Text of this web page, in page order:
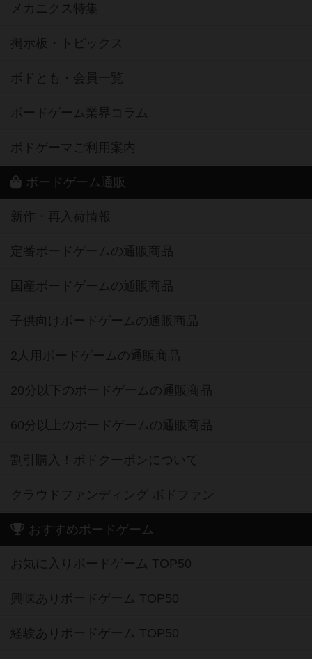
メカニクス特集
掲示板・トピックス
ボドとも・会員一覧
ボードゲーム業界コラム
ボドゲーマご利用案内
ボードゲーム通販
新作・再入荷情報
定番ボードゲームの通販商品
国産ボードゲームの通販商品
子供向けボードゲームの通販商品
2人用ボードゲームの通販商品
20分以下のボードゲームの通販商品
60分以上のボードゲームの通販商品
割引購入！ボドクーポンについて
クラウドファンディング ボドファン
おすすめボードゲーム
お気に入りボードゲーム TOP50
興味ありボードゲーム TOP50
経験ありボードゲーム TOP50